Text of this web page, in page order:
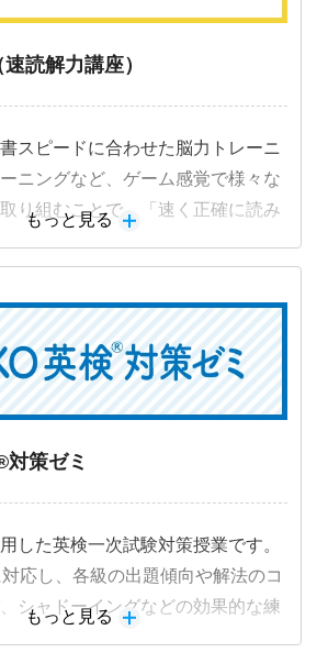
読解力講座）
スピードに合わせた脳力トレーニ
ニングなど、ゲーム感覚で様々な
り組むことで、「速く正確に読み
もっと見る
策ゼミ
した英検一次試験対策授業です。
応し、各級の出題傾向や解法のコ
シャドーイングなどの効果的な練
もっと見る